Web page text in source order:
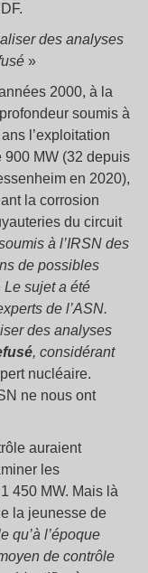
des analyses
»
2000, à la
soumis à
l’exploitation
900 MW (32 depuis
en 2020),
la corrosion
du circuit
à l’IRSN des
de possibles
Le sujet a été
de l’ASN.
des analyses
, considérant
nucléaire.
ne nous ont
auraient
les
450 MW. Mais là
la jeunesse de
qu’à l’époque
de contrôle